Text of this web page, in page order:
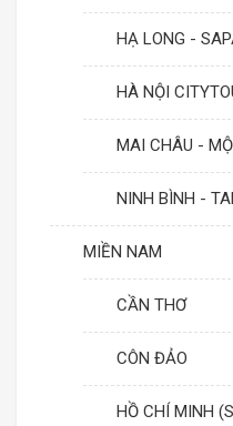
HẠ LONG -
HÀ NỘI
MAI CHÂU -
NINH BÌNH -
MIỀN NAM
CẦN THƠ
CÔN ĐẢO
HỒ CHÍ MINH